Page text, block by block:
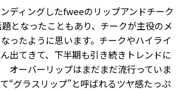
ンディングしたfweeのリップアンドチーク
となったこともあり、チークが主役のメ
ったように思います。チークやハイライ
出てきて、下半期も引き続きトレンドに
オーバーリップはまだまだ流行っていま
“グラスリップ”と呼ばれるツヤ感たっぷ